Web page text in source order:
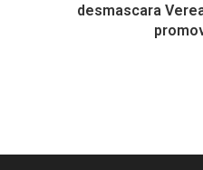
desmascara